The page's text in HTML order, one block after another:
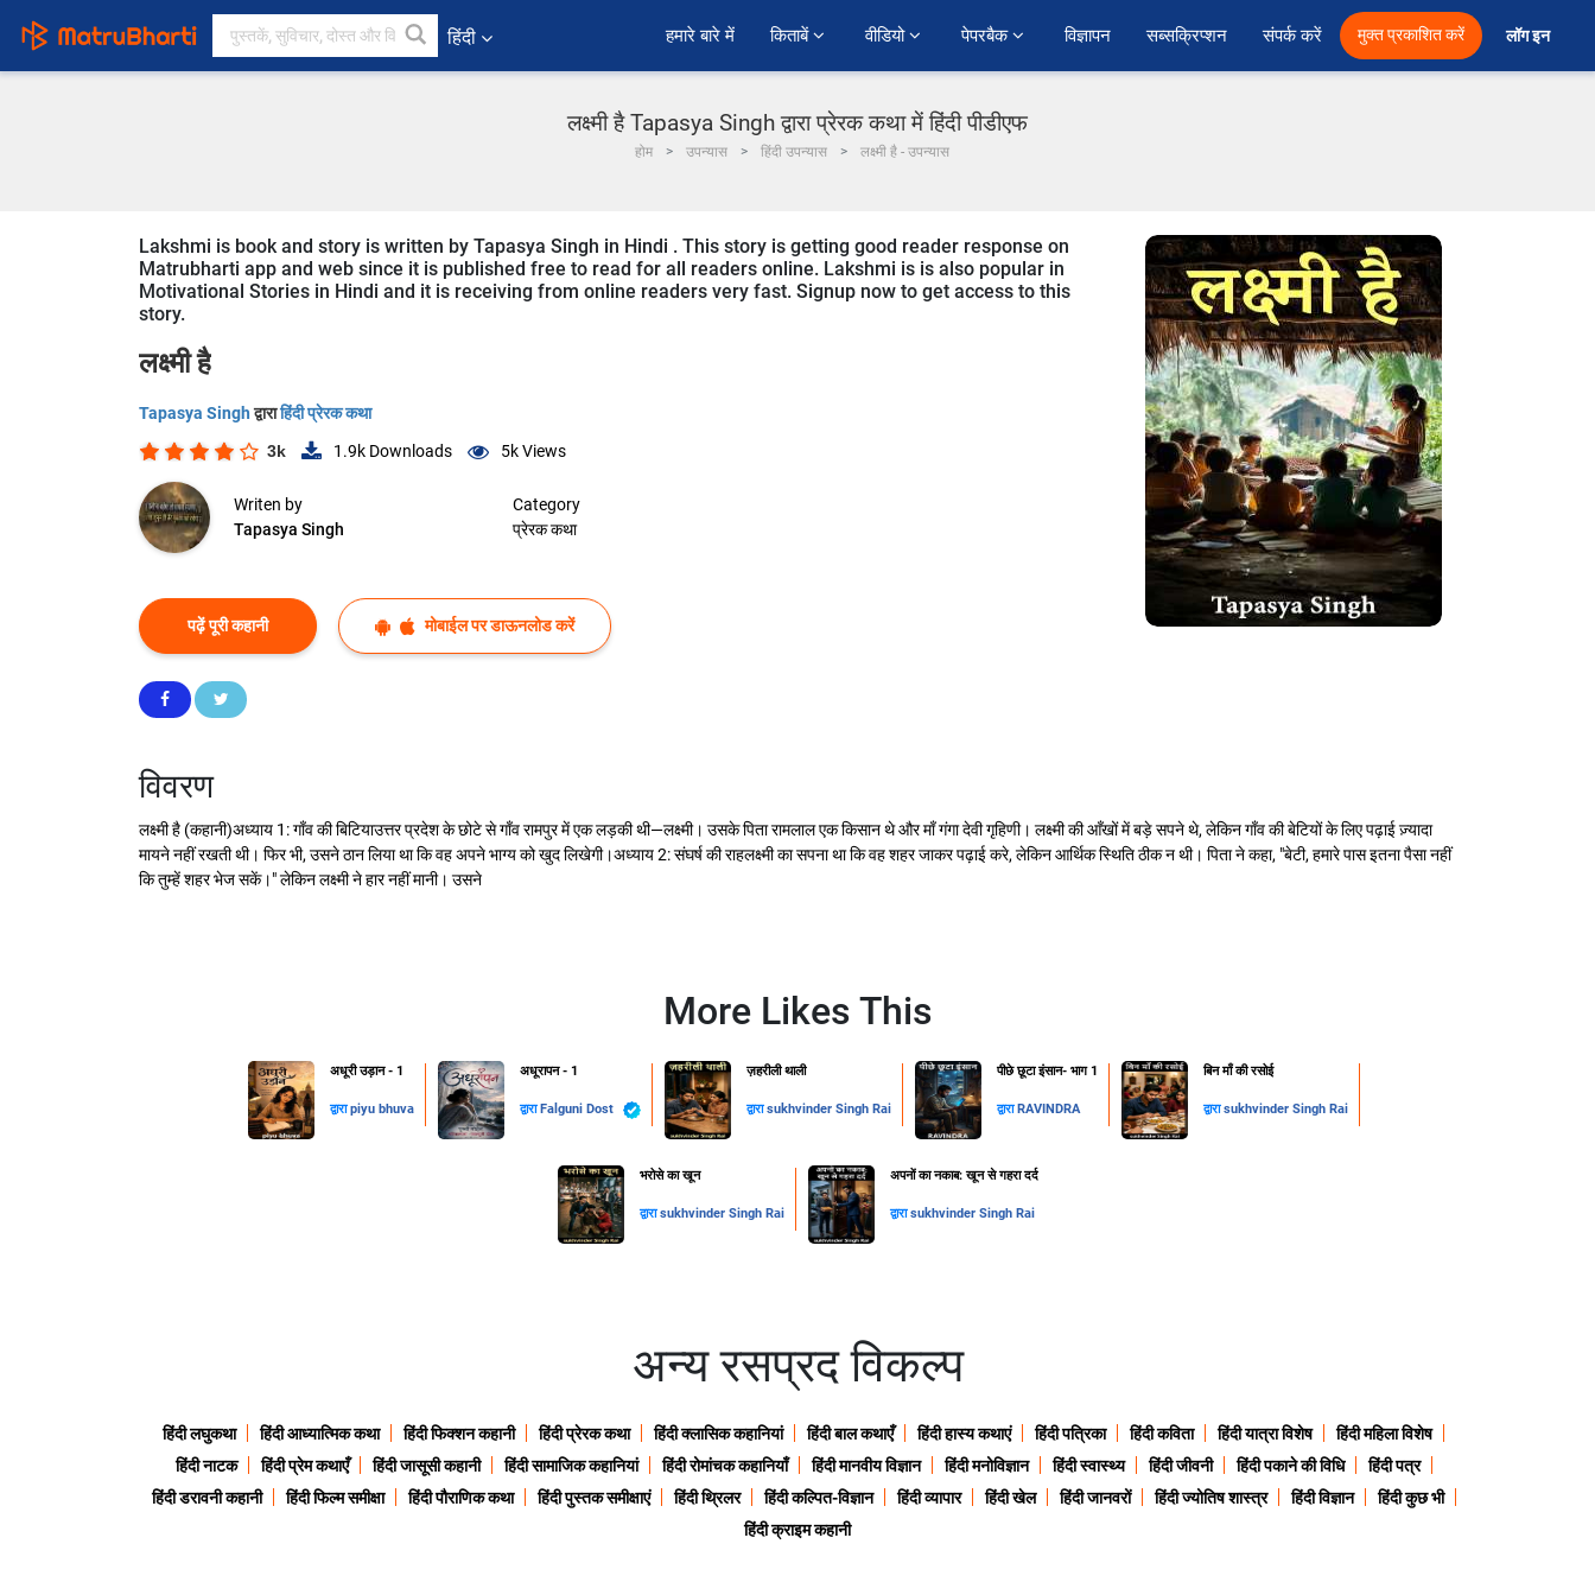
हिंदी हमारे बारे में किताबें वीडियो पेपरबैक विज्ञापन सब्सक्रिप्शन संपर्क करें मुक्त प्रकाशित करें लॉग इन
लक्ष्मी है Tapasya Singh द्वारा प्रेरक कथा में हिंदी पीडीएफ
होम उपन्यास हिंदी उपन्यास लक्ष्मी है - उपन्यास
Lakshmi is book and story is written by Tapasya Singh in Hindi . This story is getting good reader response on
Matrubharti app and web since it is published free to read for all readers online. Lakshmi is is also popular in
Motivational Stories in Hindi and it is receiving from online readers very fast. Signup now to get access to this
story.
लक्ष्मी है
Tapasya Singhद्वाराहिंदी प्रेरक कथा
3k 1.9k Downloads 5kViews
Writen by
Tapasya Singh
Category
प्रेरक कथा
पढ़ें पूरी कहानी मोबाईल पर डाऊनलोड करें
विवरण
लक्ष्मी है (कहानी)अध्याय 1: गाँव की बिटियाउत्तर प्रदेश के छोटे से गाँव रामपुर में एक लड़की थी—लक्ष्मी। उसके पिता रामलाल एक किसान थे और माँ गंगा देवी गृहिणी। लक्ष्मी की आँखों में बड़े सपने थे, लेकिन गाँव की बेटियों के लिए पढ़ाई ज़्यादा
मायने नहीं रखती थी। फिर भी, उसने ठान लिया था कि वह अपने भाग्य को खुद लिखेगी।अध्याय 2: संघर्ष की राहलक्ष्मी का सपना था कि वह शहर जाकर पढ़ाई करे, लेकिन आर्थिक स्थिति ठीक न थी। पिता ने कहा, "बेटी, हमारे पास इतना पैसा नहीं
कि तुम्हें शहर भेज सकें।" लेकिन लक्ष्मी ने हार नहीं मानी। उसने
More Likes This
अधूरी उड़ान - 1
द्वाराpiyu bhuva
अधूरापन - 1
द्वारा Falguni Dost
ज़हरीली थाली
द्वाराsukhvinder Singh Rai
पीछे छूटा इंसान- भाग 1
द्वारा RAVINDRA
​बिन माँ की रसोई
द्वाराsukhvinder Singh Rai
​भरोसे का खून
द्वाराsukhvinder Singh Rai
अपनों का नकाब: खून से गहरा दर्द
द्वाराsukhvinder Singh Rai
अन्य रसप्रद विकल्प
हिंदी लघुकथा हिंदी आध्यात्मिक कथा हिंदी फिक्शन कहानी हिंदी प्रेरक कथा हिंदी क्लासिक कहानियां हिंदी बाल कथाएँ हिंदी हास्य कथाएं हिंदी पत्रिका हिंदी कविता हिंदी यात्रा विशेष
हिंदी महिला विशेष
हिंदी नाटक
हिंदी प्रेम कथाएँ हिंदी जासूसी कहानी हिंदी सामाजिक कहानियां हिंदी रोमांचक कहानियाँ हिंदी मानवीय विज्ञान हिंदी मनोविज्ञान हिंदी स्वास्थ्य हिंदी जीवनी हिंदी पकाने की विधि
हिंदी पत्र
हिंदी डरावनी कहानी
हिंदी फिल्म समीक्षा हिंदी पौराणिक कथा हिंदी पुस्तक समीक्षाएं हिंदी थ्रिलर हिंदी कल्पित-विज्ञान हिंदी व्यापार हिंदी खेल हिंदी जानवरों हिंदी ज्योतिष शास्त्र हिंदी विज्ञान
हिंदी कुछ भी
हिंदी क्राइम कहानी